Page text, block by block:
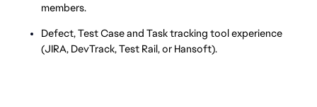
members.
Defect, Test Case and Task tracking tool experience
(JIRA, DevTrack, Test Rail, or Hansoft).